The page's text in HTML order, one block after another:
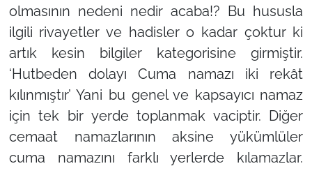
olmasının nedeni nedir acaba!? Bu hususla
ilgili rivayetler ve hadisler o kadar çoktur ki
artık kesin bilgiler kategorisine girmiştir.
‘Hutbeden dolayı Cuma namazı iki rekât
kılınmıştır’ Yani bu genel ve kapsayıcı namaz
için tek bir yerde toplanmak vaciptir. Diğer
cemaat namazlarının aksine yükümlüler
cuma namazını farklı yerlerde kılamazlar.